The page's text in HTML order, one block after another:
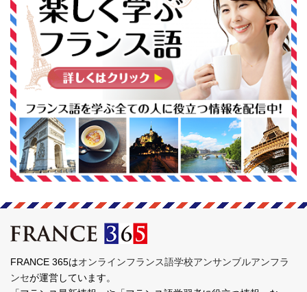
FRANCE 365はオンラインフランス語学校アンサンブルアンフラ
ンセが運営しています。